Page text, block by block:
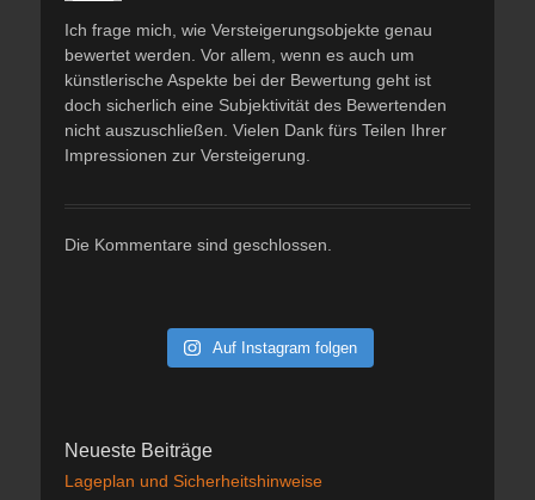
Ich frage mich, wie Versteigerungsobjekte genau
bewertet werden. Vor allem, wenn es auch um
künstlerische Aspekte bei der Bewertung geht ist
doch sicherlich eine Subjektivität des Bewertenden
nicht auszuschließen. Vielen Dank fürs Teilen Ihrer
Impressionen zur Versteigerung.
Die Kommentare sind geschlossen.
Auf Instagram folgen
Neueste Beiträge
Lageplan und Sicherheitshinweise